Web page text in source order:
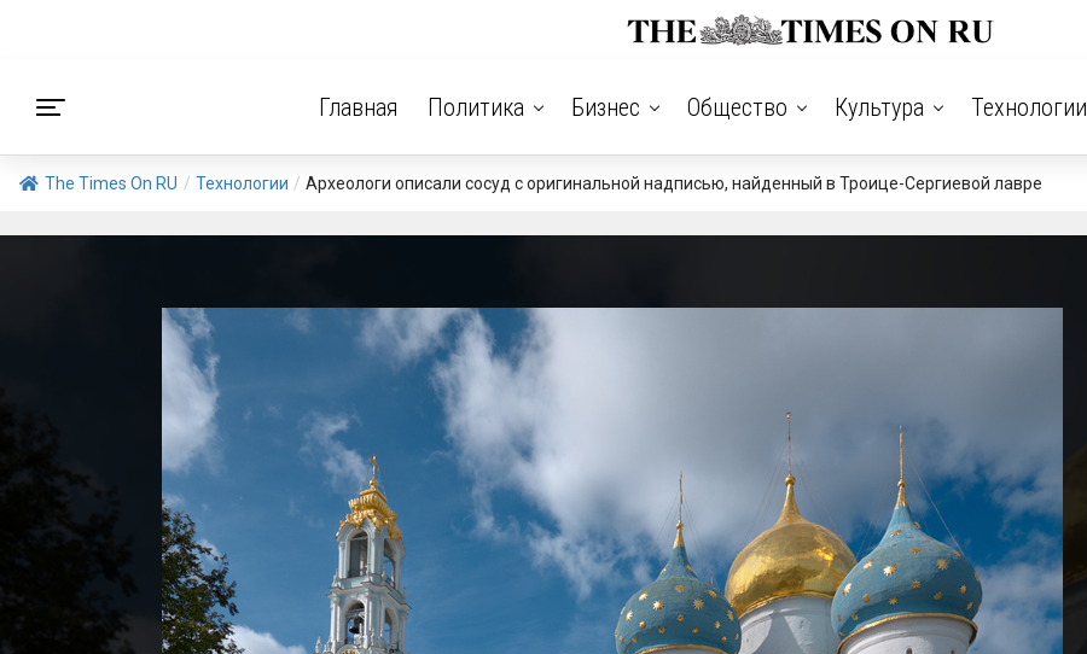
Главная Политика Бизнес Общество Культура Технологии
The Times On RU / Технологии / Археологи описали сосуд с оригинальной надписью, найденный в Троице-Сергиевой лавре